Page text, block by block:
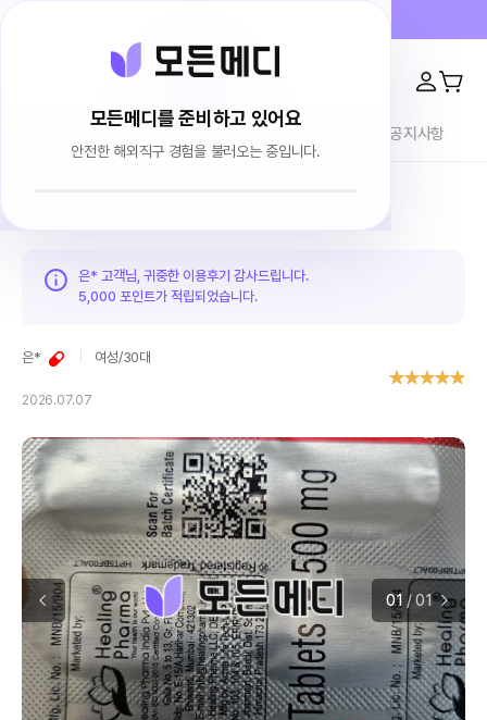
모든메디를 준비하고 있어요
안전한 해외직구 경험을 불러오는 중입니다.
이용후기 브랜드소개 공지사항
은* 고객님, 귀중한 이용후기 감사드립니다.
5,000 포인트가 적립되었습니다.
은* 여성/30대
2026.07.07
01 /01